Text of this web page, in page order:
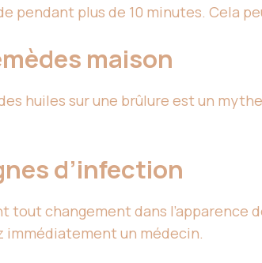
pendant plus de 10 minutes. Cela
maison
huiles sur une brûlure est un
d’infection
tout changement dans l’apparence
immédiatement un médecin.